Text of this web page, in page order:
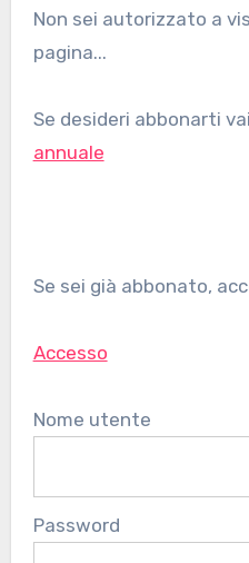
Non sei autorizzato a visualizzare questa
pagina...
Se desideri abbonarti
annuale
Se sei già abbonato,
Accesso
Nome utente
Password